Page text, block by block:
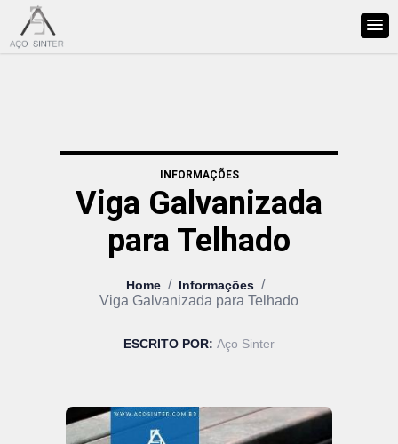
INFORMAÇÕES
Viga Galvanizada
para Telhado
Home / Informações /
Viga Galvanizada para Telhado
ESCRITO POR: Aço Sinter